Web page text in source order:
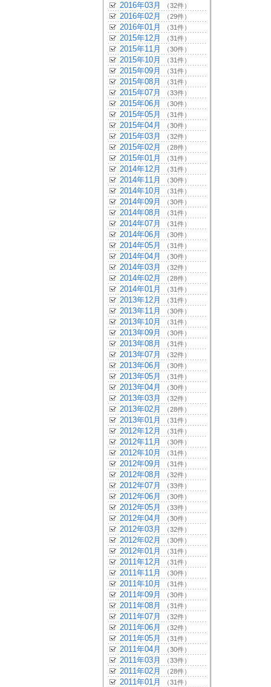
2016年03月 （32件）
2016年02月 （29件）
2016年01月 （31件）
2015年12月 （31件）
2015年11月 （30件）
2015年10月 （31件）
2015年09月 （31件）
2015年08月 （31件）
2015年07月 （33件）
2015年06月 （30件）
2015年05月 （31件）
2015年04月 （30件）
2015年03月 （32件）
2015年02月 （28件）
2015年01月 （31件）
2014年12月 （31件）
2014年11月 （30件）
2014年10月 （31件）
2014年09月 （30件）
2014年08月 （31件）
2014年07月 （31件）
2014年06月 （30件）
2014年05月 （31件）
2014年04月 （30件）
2014年03月 （32件）
2014年02月 （28件）
2014年01月 （31件）
2013年12月 （31件）
2013年11月 （30件）
2013年10月 （31件）
2013年09月 （30件）
2013年08月 （31件）
2013年07月 （32件）
2013年06月 （30件）
2013年05月 （31件）
2013年04月 （30件）
2013年03月 （32件）
2013年02月 （28件）
2013年01月 （31件）
2012年12月 （31件）
2012年11月 （30件）
2012年10月 （31件）
2012年09月 （31件）
2012年08月 （32件）
2012年07月 （33件）
2012年06月 （30件）
2012年05月 （33件）
2012年04月 （30件）
2012年03月 （32件）
2012年02月 （30件）
2012年01月 （31件）
2011年12月 （31件）
2011年11月 （30件）
2011年10月 （31件）
2011年09月 （30件）
2011年08月 （31件）
2011年07月 （32件）
2011年06月 （32件）
2011年05月 （31件）
2011年04月 （30件）
2011年03月 （33件）
2011年02月 （28件）
2011年01月 （31件）